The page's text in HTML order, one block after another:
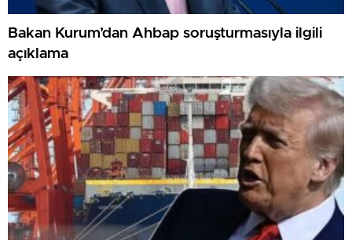
Bakan Kurum’dan Ahbap soruşturmasıyla ilgili
açıklama